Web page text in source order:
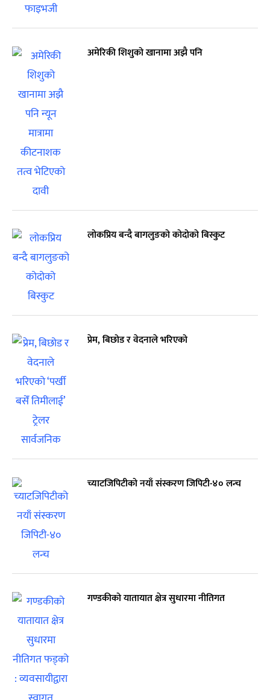
अमेरिकी शिशुको खानामा अझै पनि
लोकप्रिय बन्दै बागलुङको कोदोको बिस्कुट
प्रेम, बिछोड र वेदनाले भरिएको
च्याटजिपिटीको नयाँ संस्करण जिपिटी-४० लन्च
गण्डकीको यातायात क्षेत्र सुधारमा नीतिगत